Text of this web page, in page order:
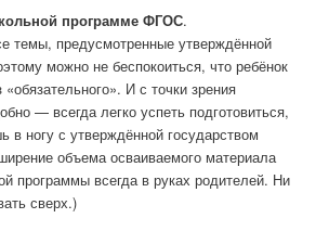
программе ФГОС.
темы, предусмотренные утверждённой
можно не беспокоиться, что ребёнок
«обязательного». И с точки зрения
— всегда легко успеть подготовиться,
в ногу с утверждённой государством
объема осваиваемого материала
программы всегда в руках родителей. Ни
сверх.)